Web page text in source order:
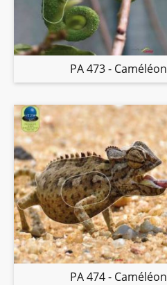
PA 473 - Caméléon
PA 474 - Caméléon